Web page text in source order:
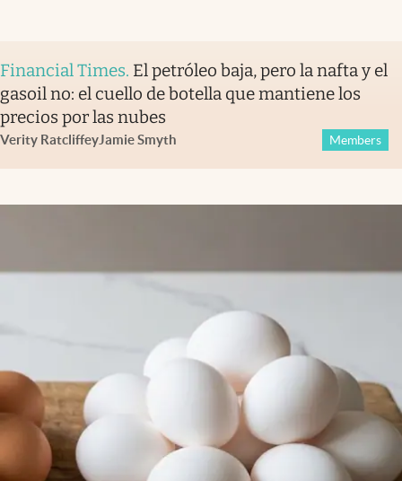
Financial Times. El petróleo baja, pero la nafta y el
gasoil no: el cuello de botella que mantiene los
precios por las nubes
Verity RatcliffeyJamie Smyth Members